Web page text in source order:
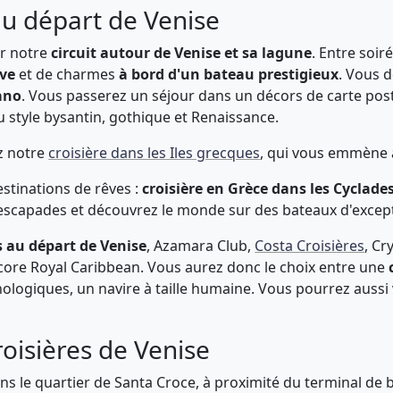
départ de Venise
notrecircuit autour de Venise et sa lagune. Entre
et de charmesà bord d'un bateau prestigieux. Vous
. Vous passerez un séjour dans un décors de carte
bysantin, gothique et Renaissance.
notre croisière dans les Iles grecques, qui vous emmène
de rêves :croisière en Grèce dans les
et découvrez le monde sur des bateaux
au départ de Venise, Azamara Club, Costa Croisières,
Royal Caribbean. Vous aurez donc le choix entre une
un navire à taille humaine. Vous pourrez
de Venise
le quartier de Santa Croce, à proximité du terminal de